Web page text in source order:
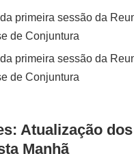
primeira sessão da
de Conjuntura
primeira sessão da
de Conjuntura
Atualização dos
Manhã